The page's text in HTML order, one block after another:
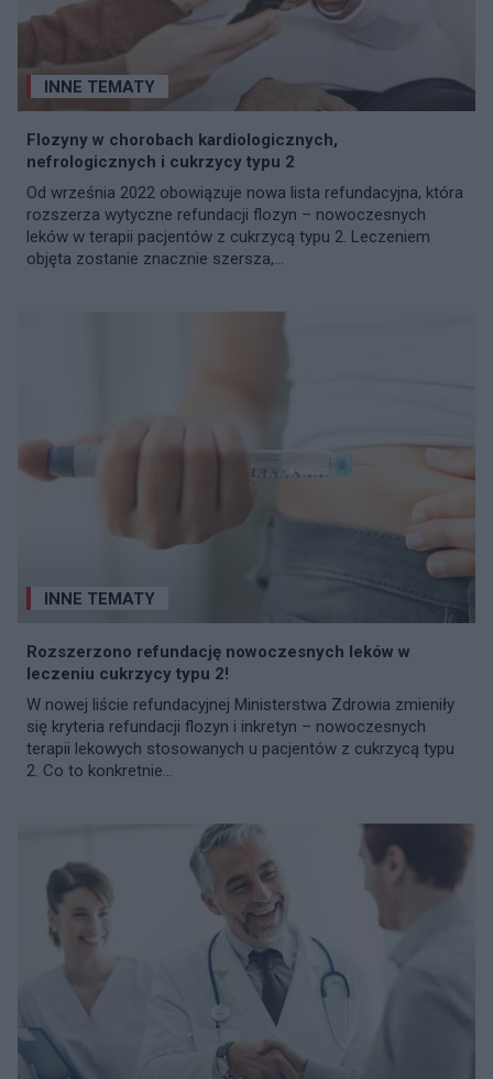
INNE TEMATY
Flozyny w chorobach kardiologicznych,
nefrologicznych i cukrzycy typu 2
Od września 2022 obowiązuje nowa lista refundacyjna, która
rozszerza wytyczne refundacji flozyn – nowoczesnych
leków w terapii pacjentów z cukrzycą typu 2. Leczeniem
objęta zostanie znacznie szersza,...
INNE TEMATY
Rozszerzono refundację nowoczesnych leków w
leczeniu cukrzycy typu 2!
W nowej liście refundacyjnej Ministerstwa Zdrowia zmieniły
się kryteria refundacji flozyn i inkretyn – nowoczesnych
terapii lekowych stosowanych u pacjentów z cukrzycą typu
2. Co to konkretnie...